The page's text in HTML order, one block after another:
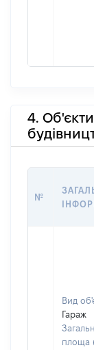
4.
№
Вид
Гараж
площа